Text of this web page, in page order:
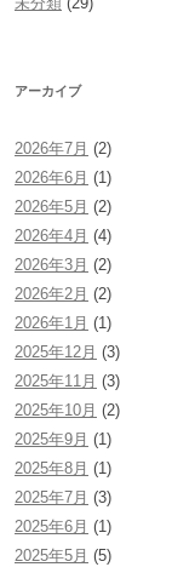
アーカイブ
2026年7月 (2)
2026年6月 (1)
2026年5月 (2)
2026年4月 (4)
2026年3月 (2)
2026年2月 (2)
2026年1月 (1)
2025年12月 (3)
2025年11月 (3)
2025年10月 (2)
2025年9月 (1)
2025年8月 (1)
2025年7月 (3)
2025年6月 (1)
2025年5月 (5)